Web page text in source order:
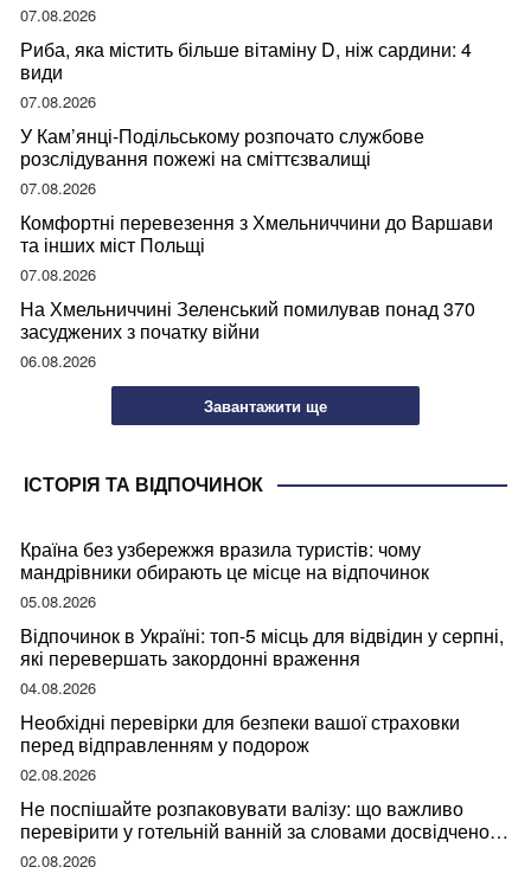
07.08.2026
Риба, яка містить більше вітаміну D, ніж сардини: 4
види
07.08.2026
У Кам’янці-Подільському розпочато службове
розслідування пожежі на сміттєзвалищі
07.08.2026
Комфортні перевезення з Хмельниччини до Варшави
та інших міст Польщі
07.08.2026
На Хмельниччині Зеленський помилував понад 370
засуджених з початку війни
06.08.2026
Завантажити ще
ІСТОРІЯ ТА ВІДПОЧИНОК
Країна без узбережжя вразила туристів: чому
мандрівники обирають це місце на відпочинок
05.08.2026
Відпочинок в Україні: топ-5 місць для відвідин у серпні,
які перевершать закордонні враження
04.08.2026
Необхідні перевірки для безпеки вашої страховки
перед відправленням у подорож
02.08.2026
Не поспішайте розпаковувати валізу: що важливо
перевірити у готельній ванній за словами досвідченої
мандрівниці
02.08.2026